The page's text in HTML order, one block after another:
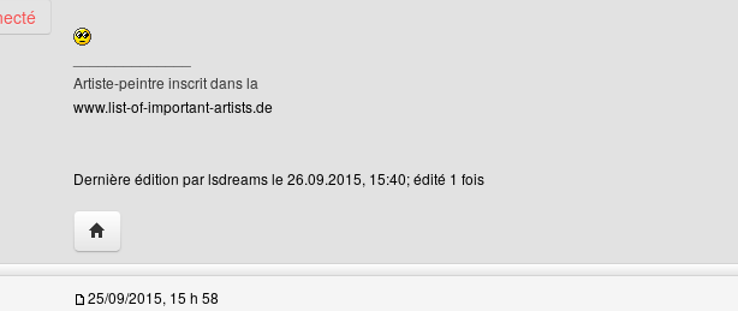
profil de l'utilisateur
Artiste-peintre inscrit dans la
www.list-of-important-artists.de
Dernière édition par lsdreams le 26.09.2015, 15:40; édité 1 fois
Visiter le site web de l'utilisateur: lsdreams
25/09/2015, 15 h 58